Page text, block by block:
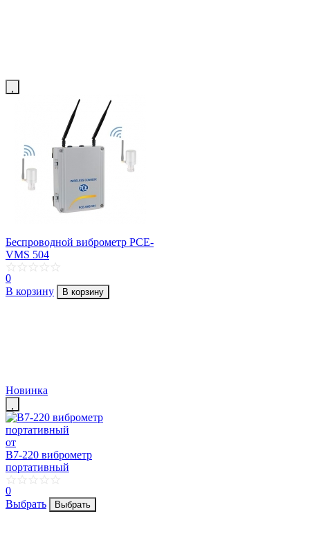
Беспроводной виброметр PCE-
VMS 504
0
В корзину
В корзину
Новинка
от
В7-220 виброметр
портативный
0
Выбрать
Выбрать